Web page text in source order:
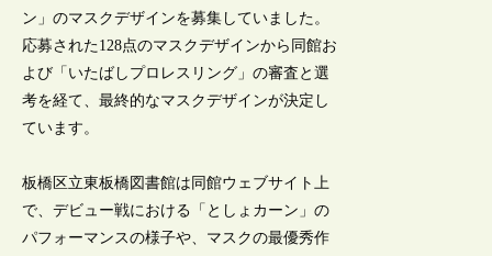
ン」のマスクデザインを募集していました。
応募された128点のマスクデザインから同館お
よび「いたばしプロレスリング」の審査と選
考を経て、最終的なマスクデザインが決定し
ています。
板橋区立東板橋図書館は同館ウェブサイト上
で、デビュー戦における「としょカーン」の
パフォーマンスの様子や、マスクの最優秀作